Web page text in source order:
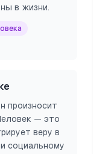
в жизни.
произносит
— это
веру в
социальному